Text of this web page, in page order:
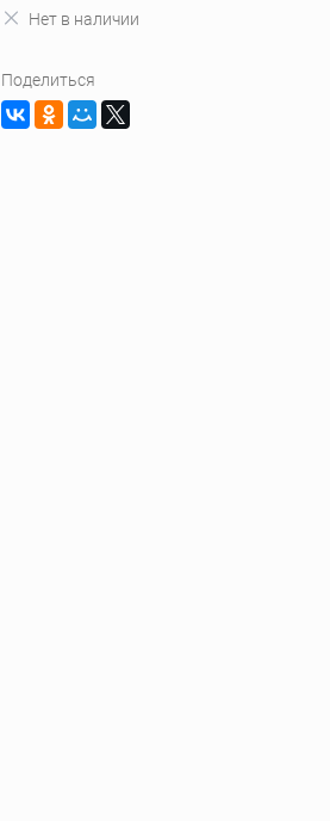
Нет в наличии
Поделиться